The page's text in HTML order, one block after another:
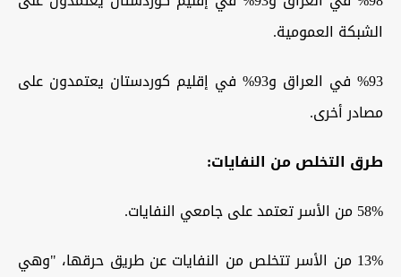
الشبكة العمومية.
%93 في العراق و93% في إقليم كوردستان يعتمدون على
مصادر أخرى.
طرق التخلص من النفايات:
58% من الأسر تعتمد على جامعي النفايات.
13% من الأسر تتخلص من النفايات عن طريق حرقها، "وهي